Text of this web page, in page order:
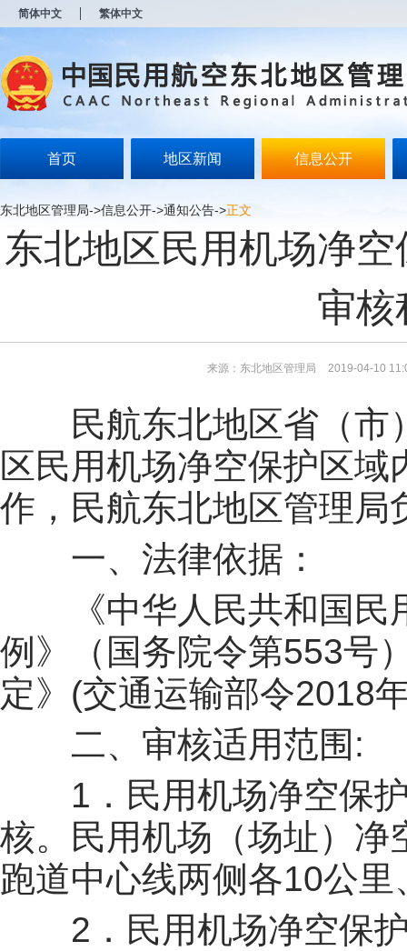
简体中文 繁体中文
首页 地区新闻 信息公开
东北地区管理局->信息公开->通知公告->正文
东北地区民用机场净
审核
来源：东北地区管理局 2019-04-10
民航东北地区省（市
区民用机场净空保护区
作，民航东北地区管理局
一、法律依据：
《中华人民共和国民
例》（国务院令第553号
定》(交通运输部令2018
二、审核适用范围:
1．民用机场净空保护
核。民用机场（场址）净
跑道中心线两侧各10公
2．民用机场净空保护
开
无
障
说
按
Alt
加
波
浪